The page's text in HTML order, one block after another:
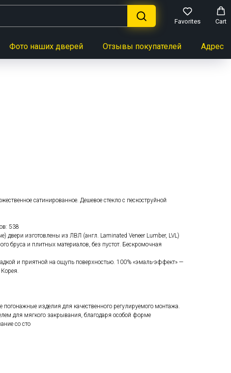
Favorites Cart
Фото наших дверей Отзывы покупателей Адреса
сатинированное. Дешевое стекло с пескоструйной
538
двери изготовлены из ЛВЛ (англ. Laminated Veneer Lumber, LVL)
бруса и плитных материалов, без пустот. Бескромочная
и приятной на ощупь поверхностью. 100% «эмаль-эффект» —
погонажные изделия для качественного регулируемого монтажа.
для мягкого закрывания, благодаря особой форме
со сто